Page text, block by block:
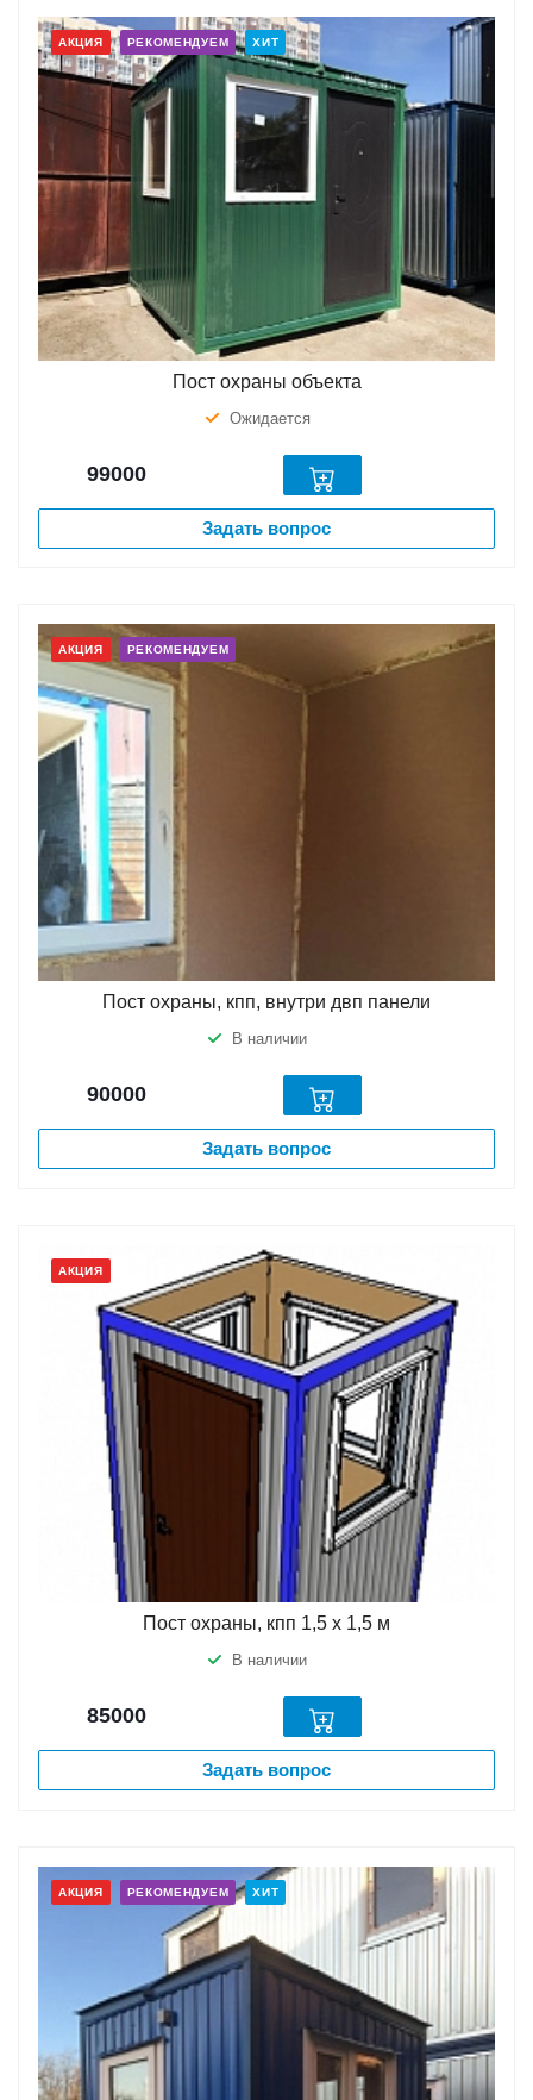
АКЦИЯ РЕКОМЕНДУЕМ ХИТ
Пост охраны объекта
Ожидается
99000
Задать вопрос
АКЦИЯ РЕКОМЕНДУЕМ
Пост охраны, кпп, внутри двп панели
В наличии
90000
Задать вопрос
АКЦИЯ
Пост охраны, кпп 1,5 х 1,5 м
В наличии
85000
Задать вопрос
АКЦИЯ РЕКОМЕНДУЕМ ХИТ